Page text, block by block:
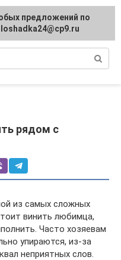
рядом с
из самых сложных
винить любимца,
Часто хозяевам
упираются, из-за
неприятных слов.
предложений по
loshadka24@cp9.ru